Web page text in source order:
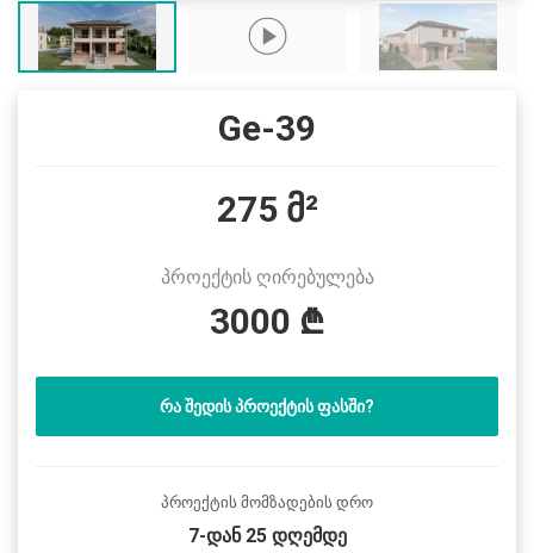
Ge-39
275 მ²
პროექტის ღირებულება
3000 ₾
ᲠᲐ ᲨᲔᲓᲘᲡ ᲞᲠᲝᲔᲥᲢᲘᲡ ᲤᲐᲡᲨᲘ?
პროექტის მომზადების დრო
7-დან 25 დღემდე